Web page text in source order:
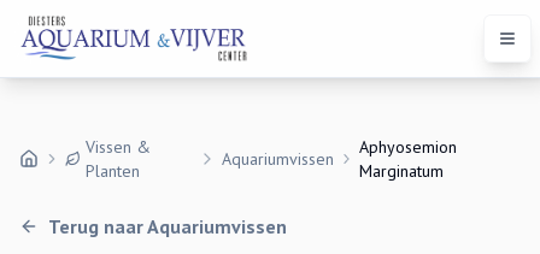
Vissen &
Planten
Aquariumvissen
Aphyosemion
Marginatum
Terug naarAquariumvissen